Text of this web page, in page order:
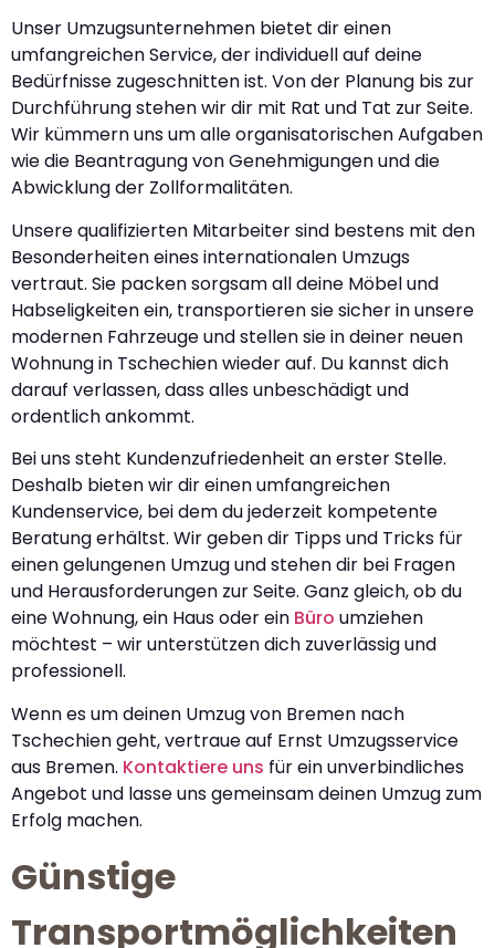
Unser Umzugsunternehmen bietet dir einen
umfangreichen Service, der individuell auf deine
Bedürfnisse zugeschnitten ist. Von der Planung bis zur
Durchführung stehen wir dir mit Rat und Tat zur Seite.
Wir kümmern uns um alle organisatorischen Aufgaben
wie die Beantragung von Genehmigungen und die
Abwicklung der Zollformalitäten.
Unsere qualifizierten Mitarbeiter sind bestens mit den
Besonderheiten eines internationalen Umzugs
vertraut. Sie packen sorgsam all deine Möbel und
Habseligkeiten ein, transportieren sie sicher in unsere
modernen Fahrzeuge und stellen sie in deiner neuen
Wohnung in Tschechien wieder auf. Du kannst dich
darauf verlassen, dass alles unbeschädigt und
ordentlich ankommt.
Bei uns steht Kundenzufriedenheit an erster Stelle.
Deshalb bieten wir dir einen umfangreichen
Kundenservice, bei dem du jederzeit kompetente
Beratung erhältst. Wir geben dir Tipps und Tricks für
einen gelungenen Umzug und stehen dir bei Fragen
und Herausforderungen zur Seite. Ganz gleich, ob du
eine Wohnung, ein Haus oder ein Büro umziehen
möchtest – wir unterstützen dich zuverlässig und
professionell.
Wenn es um deinen Umzug von Bremen nach
Tschechien geht, vertraue auf Ernst Umzugsservice
aus Bremen. Kontaktiere uns für ein unverbindliches
Angebot und lasse uns gemeinsam deinen Umzug zum
Erfolg machen.
Günstige
Transportmöglichkeiten